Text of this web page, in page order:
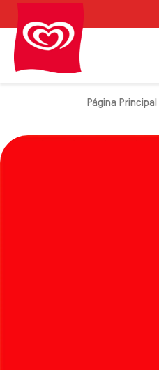
Página Principal